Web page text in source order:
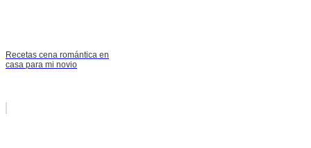
Recetas cena romántica en
casa para mi novio